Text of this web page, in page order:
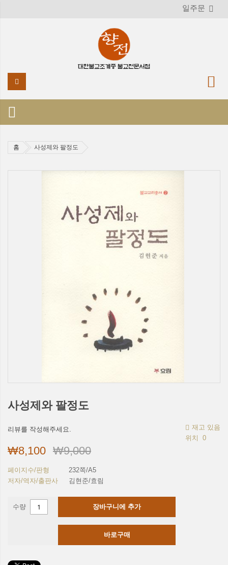
일주문
홈 사성제와 팔정도
사성제와 팔정도
재고 있음
위치
0
리뷰를 작성해주세요.
₩8,100 ₩9,000
페이지수/판형
232쪽/A5
저자/역자/출판사
김현준/효림
수량 장바구니에 추가
바로구매